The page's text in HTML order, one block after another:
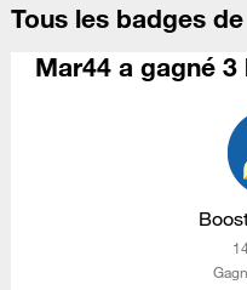
Tous les badges
Mar44 a gagné 3